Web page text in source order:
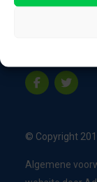
© Copyright
Algemene